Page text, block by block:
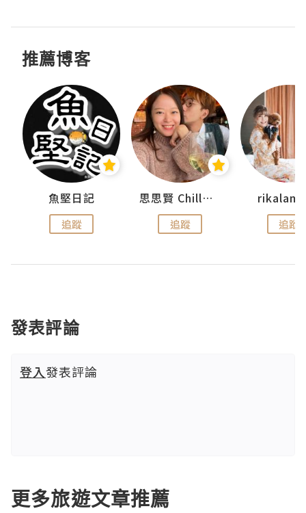
推薦博客
魚堅日記
追蹤
思思賢 ChillMyBabe
追蹤 追蹤
發表評論
登入發表評論
更多旅遊文章推薦